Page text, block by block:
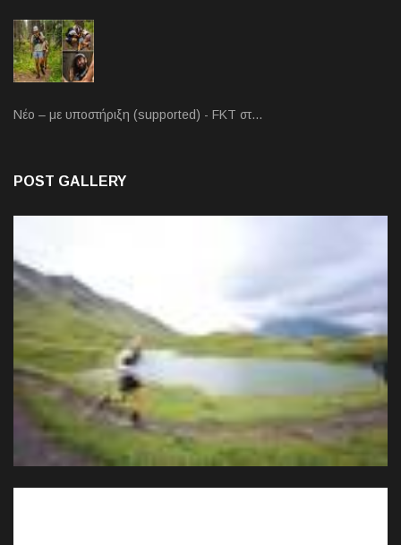
Νέο – με υποστήριξη (supported) - FKT στ…
POST GALLERY